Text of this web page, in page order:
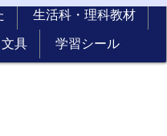
生活科・理科教材
文具 学習シール